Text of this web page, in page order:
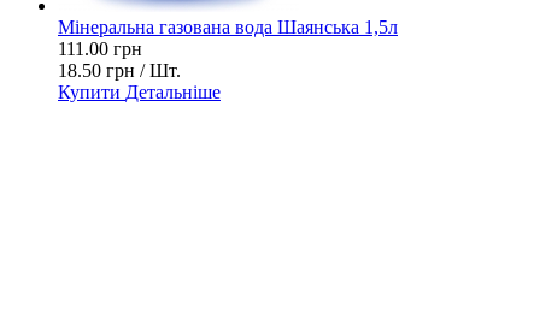
Мінеральна газована вода Шаянська 1,5л
111.00 грн
18.50 грн / Шт.
Купити Детальніше